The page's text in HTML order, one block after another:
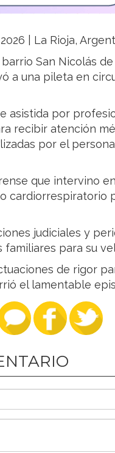
| La Rioja,
San Nicolás
a una pileta en
asistida por
recibir atención
por el
que intervino
cardiorrespiratorio
judiciales y
para su
de rigor
el lamentable